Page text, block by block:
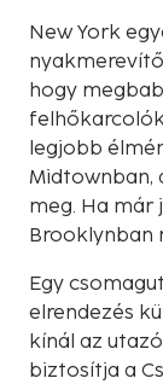
New York
hogy
legjobb
Midtownban,
meg. Ha
Brooklynban
Egy
elrendezés
kínál az
biztosítja a